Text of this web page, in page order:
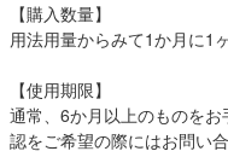
【購入数量】
用法用量からみて1か月に1
【使用期限】
通常、6か月以上のものを
認をご希望の際にはお問い